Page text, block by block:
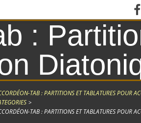
TAB : PARTITIONS ET TABLATURES POUR
>
TAB : PARTITIONS ET TABLATURES POUR